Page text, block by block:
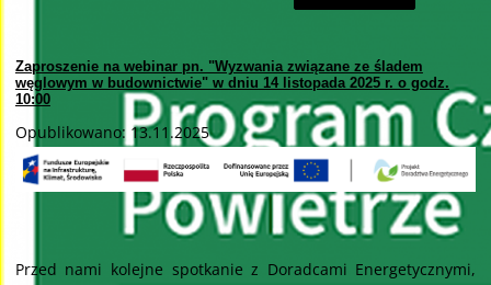
Zaproszenie na webinar pn. "Wyzwania związane ze śladem
węglowym w budownictwie" w dniu 14 listopada 2025 r. o godz.
10:00
Opublikowano: 13.11.2025
Przed nami kolejne spotkanie z Doradcami Energetycznymi,